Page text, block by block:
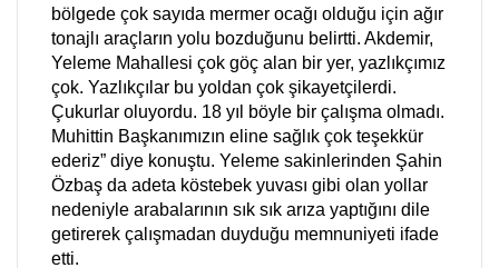
bölgede çok sayıda mermer ocağı olduğu için ağır
tonajlı araçların yolu bozduğunu belirtti. Akdemir,
Yeleme Mahallesi çok göç alan bir yer, yazlıkçımız
çok. Yazlıkçılar bu yoldan çok şikayetçilerdi.
Çukurlar oluyordu. 18 yıl böyle bir çalışma olmadı.
Muhittin Başkanımızın eline sağlık çok teşekkür
ederiz” diye konuştu. Yeleme sakinlerinden Şahin
Özbaş da adeta köstebek yuvası gibi olan yollar
nedeniyle arabalarının sık sık arıza yaptığını dile
getirerek çalışmadan duyduğu memnuniyeti ifade
etti.